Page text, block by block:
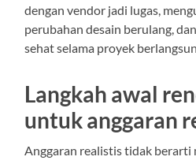
dengan vendor jadi lugas,
perubahan desain berulang,
sehat selama proyek
Langkah awal
untuk anggaran
Anggaran realistis tidak berarti